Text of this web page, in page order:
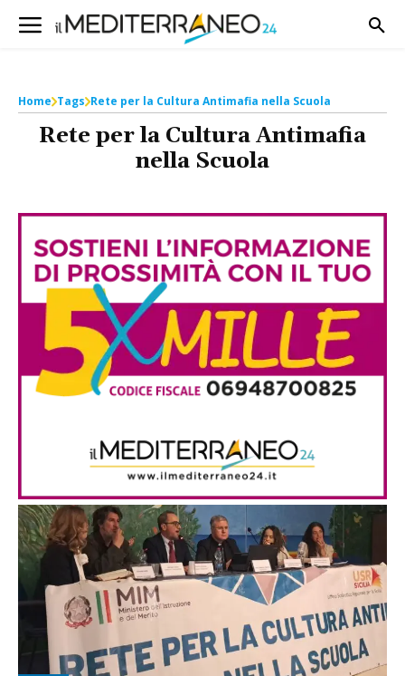
Home Tags Rete per la Cultura Antimafia nella Scuola
Rete per la Cultura Antimafia
nella Scuola